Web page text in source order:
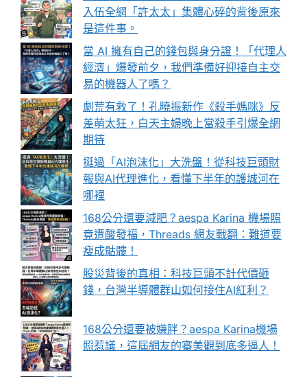
入伍全網「許太太」集體心碎的背後原來
是這件事。
當 AI 擁有自己的錢包與身分證！「代理人
經濟」爆發前夕，我們準備好迎接自主交
易的機器人了嗎？
劇荒有救了！孔曉振新作《殺手媽咪》反
差萌太狂，白天主婦晚上當殺手引爆全網
期待
挺過「AI泡沫化」大洗盤！從科技巨頭財
報與AI代理進化，看懂下半年的護城河在
哪裡
168公分還要減肥？aespa Karina 機場照
竟遭酸發福，Threads 網友戰翻：難道要
瘦成骷髏！
股災背後的真相：科技巨頭不計代價砸
錢，台灣半導體群山如何接住AI紅利？
168公分還要被嫌胖？aespa Karina機場
照惹議，這屆網友的審美觀到底多逼人！